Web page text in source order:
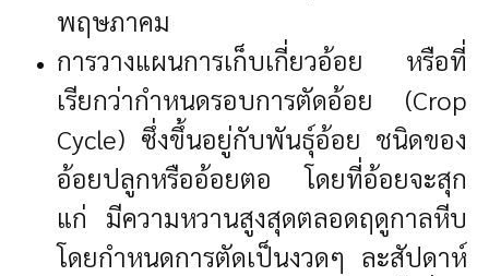
พฤษภาคม
การวางแผนการเก็บเกี่ยวอ้อย หรือที่
เรียกว่ากำหนดรอบการตัดอ้อย (Crop
Cycle) ซึ่งขึ้นอยู่กับพันธุ์อ้อย ชนิดของ
อ้อยปลูกหรืออ้อยตอ โดยที่อ้อยจะสุก
แก่ มีความหวานสูงสุดตลอดฤดูกาลหีบ
โดยกำหนดการตัดเป็นงวดๆ ละสัปดาห์